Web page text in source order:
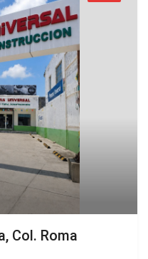
Col. Roma